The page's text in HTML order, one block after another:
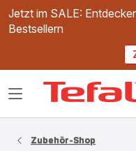
Jetzt im SALE:
Bestsellern
Das
Zubehör-Shop